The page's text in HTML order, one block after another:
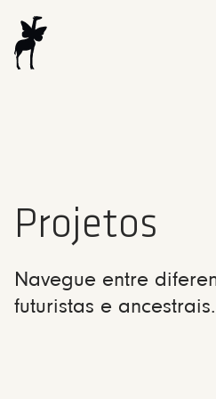
Projetos
Navegue entre
futuristas e ancestrais.